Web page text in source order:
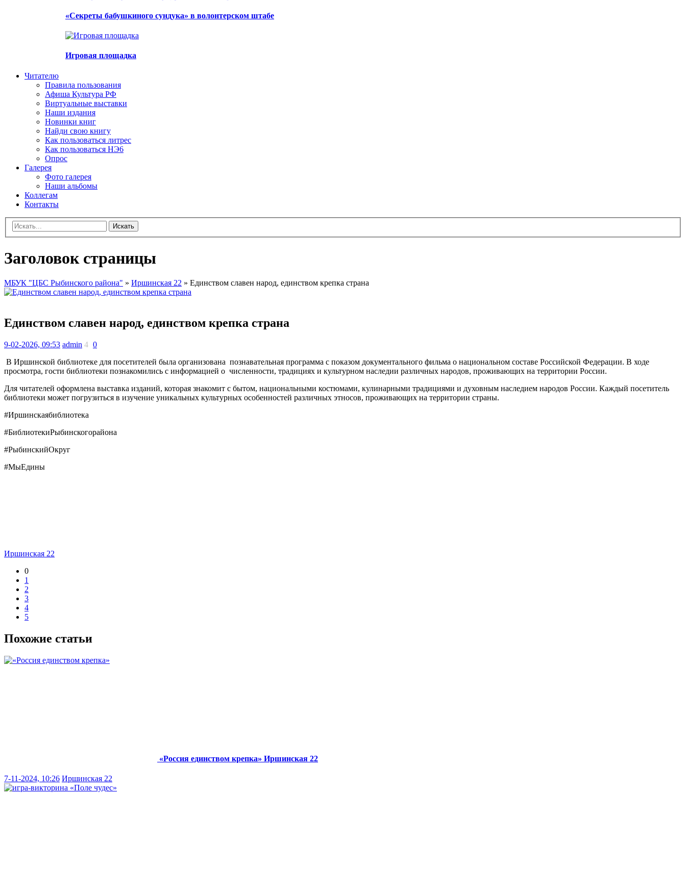
«Секреты бабушкиного сундука» в волонтерском штабе
Игровая площадка
Читателю
Правила пользования
Афиша Культура РФ
Виртуальные выставки
Наши издания
Новинки книг
Найди свою книгу
Как пользоваться литрес
Как пользоваться НЭ6
Опрос
Галерея
Фото галерея
Наши альбомы
Коллегам
Контакты
Искать
Заголовок страницы
МБУК "ЦБС Рыбинского района" » Иршинская 22 » Единством славен народ, единством крепка страна
Единством славен народ, единством крепка страна
9-02-2026, 09:53 admin 4 0
В Иршинской библиотеке для посетителей была организована познавательная программа с показом документального фильма о национальном составе Российской Федерации. В ходе
просмотра, гости библиотеки познакомились с информацией о численности, традициях и культурном наследии различных народов, проживающих на территории России.
Для читателей оформлена выставка изданий, которая знакомит с бытом, национальными костюмами, кулинарными традициями и духовным наследием народов России. Каждый посетитель
библиотеки может погрузиться в изучение уникальных культурных особенностей различных этносов, проживающих на территории страны.
#Иршинскаябиблиотека
#БиблиотекиРыбинскогорайона
#РыбинскийОкруг
#МыЕдины
Иршинская 22
0
1
2
3
4
5
Похожие статьи
«Россия единством крепка» Иршинская 22
7-11-2024, 10:26 Иршинская 22